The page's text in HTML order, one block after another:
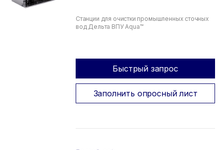
Станции для очистки промышленных сточных
вод Дельта ВПУ Aqua™
Быстрый запрос
Заполнить опросный лист